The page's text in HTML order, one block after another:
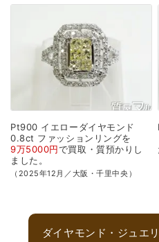
Pt900 イエローダイヤモンド
0.8ct ファッションリングを
9万5000円で買取・質預かり し
ました。
（2025年12月／大阪・千里中央）
ダイヤモンド・ジュエ